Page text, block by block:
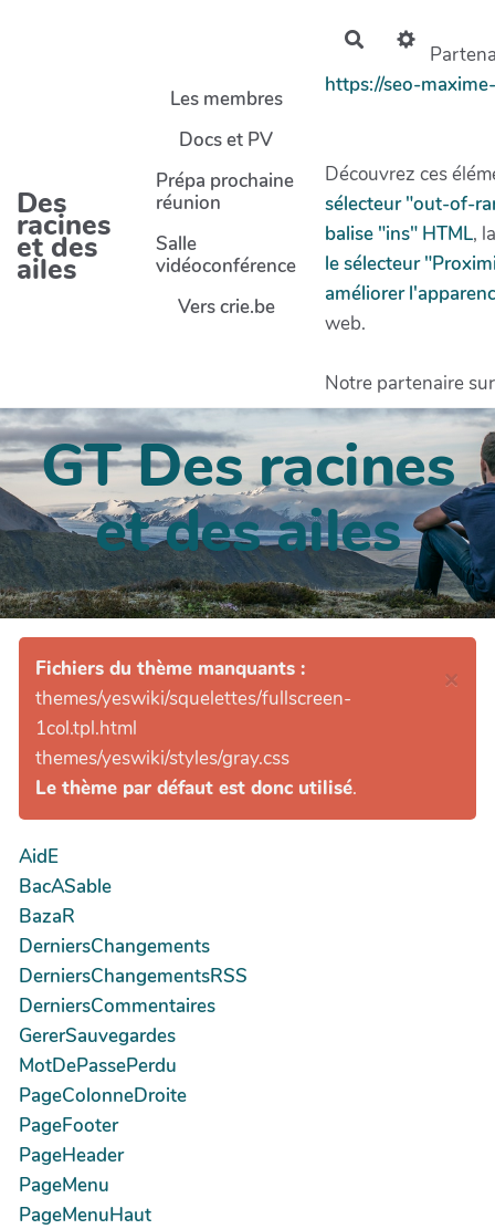
Des
racines
et des
ailes
Les membres
Docs et PV
Prépa prochaine
réunion
Salle
vidéoconférence
Vers crie.be
Rechercher
https://seo-
Découvrez ces
sélecteur "out-of-
balise "ins" HTML, la
le sélecteur
améliorer
web.
Notre partenaire
GT Des racines
et des ailes
×
Fichiers du thème manquants :
themes/yeswiki/squelettes/fullscreen-
1col.tpl.html
themes/yeswiki/styles/gray.css
Le thème par défaut est donc utilisé.
AidE
BacASable
BazaR
DerniersChangements
DerniersChangementsRSS
DerniersCommentaires
GererSauvegardes
MotDePassePerdu
PageColonneDroite
PageFooter
PageHeader
PageMenu
PageMenuHaut